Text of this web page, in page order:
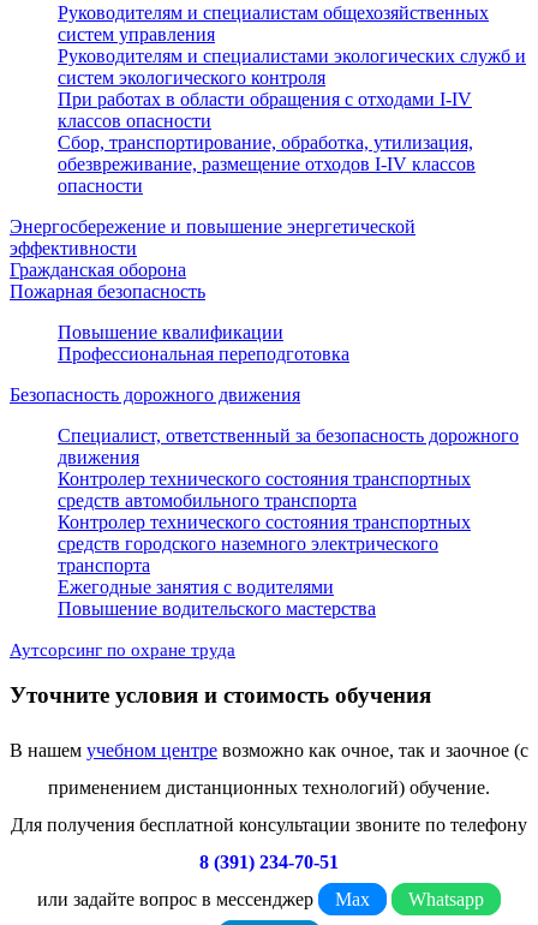
Руководителям и специалистам общехозяйственных
систем управления
Руководителям и специалистами экологических служб и
систем экологического контроля
При работах в области обращения с отходами I-IV
классов опасности
Сбор, транспортирование, обработка, утилизация,
обезвреживание, размещение отходов I-IV классов
опасности
Энергосбережение и повышение энергетической
эффективности
Гражданская оборона
Пожарная безопасность
Повышение квалификации
Профессиональная переподготовка
Безопасность дорожного движения
Специалист, ответственный за безопасность дорожного
движения
Контролер технического состояния транспортных
средств автомобильного транспорта
Контролер технического состояния транспортных
средств городского наземного электрического
транспорта
Ежегодные занятия с водителями
Повышение водительского мастерства
Аутсорсинг по охране труда
Уточните условия и стоимость обучения
В нашем учебном центре возможно как очное, так и заочное (с
применением дистанционных технологий) обучение.
Для получения бесплатной консультации звоните по телефону
8 (391) 234-70-51
или задайте вопрос в мессенджер
Max
Whatsapp